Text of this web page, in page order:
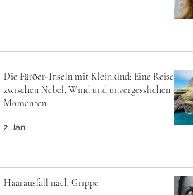
Die Färöer-Inseln mit Kleinkind: Eine Reise
zwischen Nebel, Wind und unvergesslichen
Momenten
2. Jan.
Haarausfall nach Grippe